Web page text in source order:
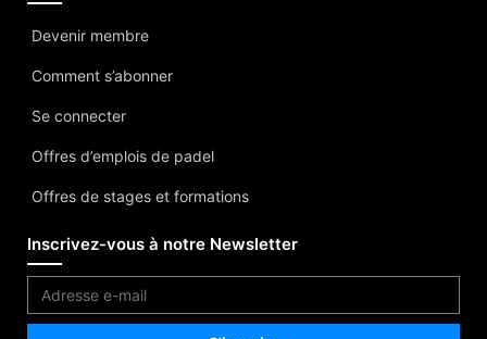
Devenir membre
Comment s’abonner
Se connecter
Offres d’emplois de padel
Offres de stages et formations
Inscrivez-vous à notre Newsletter